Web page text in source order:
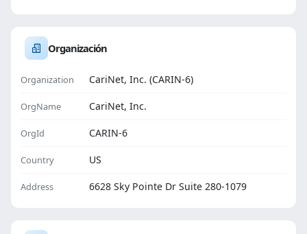
Organización
Organization CariNet, Inc. (CARIN-6)
OrgName CariNet, Inc.
OrgId CARIN-6
Country US
Address 6628 Sky Pointe Dr Suite 280-1079